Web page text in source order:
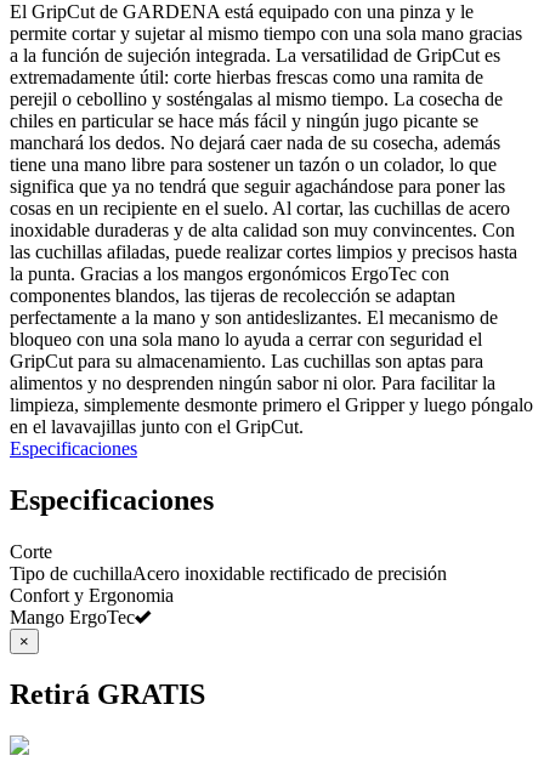
El GripCut de GARDENA está equipado con una pinza y le
permite cortar y sujetar al mismo tiempo con una sola mano gracias
a la función de sujeción integrada. La versatilidad de GripCut es
extremadamente útil: corte hierbas frescas como una ramita de
perejil o cebollino y sosténgalas al mismo tiempo. La cosecha de
chiles en particular se hace más fácil y ningún jugo picante se
manchará los dedos. No dejará caer nada de su cosecha, además
tiene una mano libre para sostener un tazón o un colador, lo que
significa que ya no tendrá que seguir agachándose para poner las
cosas en un recipiente en el suelo. Al cortar, las cuchillas de acero
inoxidable duraderas y de alta calidad son muy convincentes. Con
las cuchillas afiladas, puede realizar cortes limpios y precisos hasta
la punta. Gracias a los mangos ergonómicos ErgoTec con
componentes blandos, las tijeras de recolección se adaptan
perfectamente a la mano y son antideslizantes. El mecanismo de
bloqueo con una sola mano lo ayuda a cerrar con seguridad el
GripCut para su almacenamiento. Las cuchillas son aptas para
alimentos y no desprenden ningún sabor ni olor. Para facilitar la
limpieza, simplemente desmonte primero el Gripper y luego póngalo
en el lavavajillas junto con el GripCut.
Especificaciones
Especificaciones
Corte
Tipo de cuchillaAcero inoxidable rectificado de precisión
Confort y Ergonomia
Mango ErgoTec
×
Retirá GRATIS